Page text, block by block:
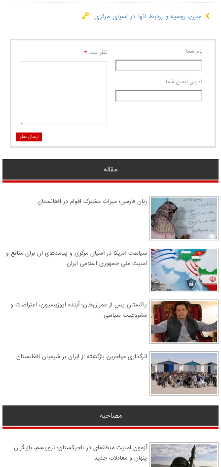
چین، روسیه و روابط آنها در آسیای مرکزی
نام شما
آدرس ايميل شما
نظر شما *
ارسال نظر
مقاله
زبان فارسی؛ میراث مشترک اقوام در افغانستان
سیاست آمریکا در آسیای مرکزی و پیامدهای آن برای منافع و
امنیت ملی جمهوری اسلامی ایران
پاکستان پس از عمران‌خان؛ آینده اپوزیسیون، اعتراضات و
مشروعیت سیاسی
اثرگذاری مهاجرین بازگشته از ایران بر شیعیان افغانستان
مصاحبه
آزمون امنیت منطقه‌ای در تاجیکستان؛ تروریسم، بازیگران
پنهان و معادلات جدید